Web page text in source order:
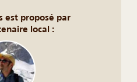
est proposé par
local :